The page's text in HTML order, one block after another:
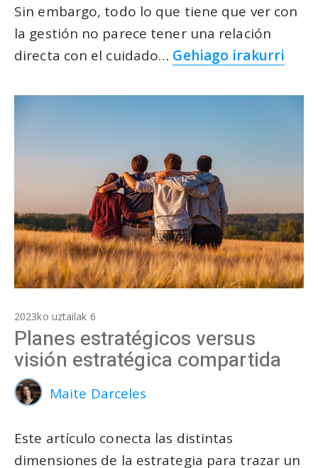
Sin embargo, todo lo que tiene que ver con
la gestión no parece tener una relación
directa con el cuidado… Gehiago irakurri
2023ko uztailak 6
Planes estratégicos versus
visión estratégica compartida
Maite Darceles
Este artículo conecta las distintas
dimensiones de la estrategia para trazar un